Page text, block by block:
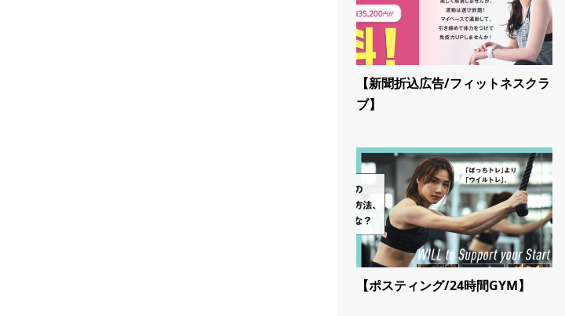
【新聞折込広告/フィットネスクラ
ブ】
【ポスティング/24時間GYM】